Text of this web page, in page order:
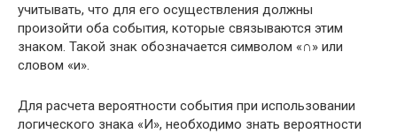
учитывать, что для его осуществления должны
произойти оба события, которые связываются этим
знаком. Такой знак обозначается символом «∩» или
словом «и».
Для расчета вероятности события при использовании
логического знака «И», необходимо знать вероятности